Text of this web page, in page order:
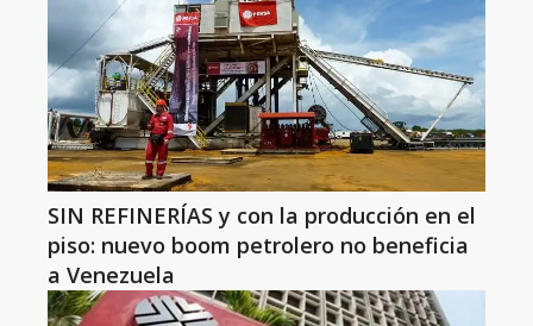
SIN REFINERÍAS y con la producción en el
piso: nuevo boom petrolero no beneficia
a Venezuela